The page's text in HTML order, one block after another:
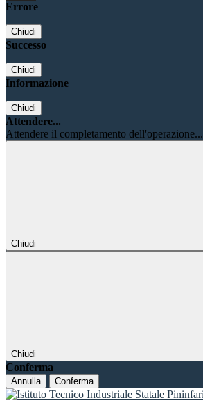
Errore
Chiudi
Successo
Chiudi
Informazione
Chiudi
Attendere...
Attendere il completamento dell'operazione...
Chiudi
Chiudi
Conferma
Annulla Conferma